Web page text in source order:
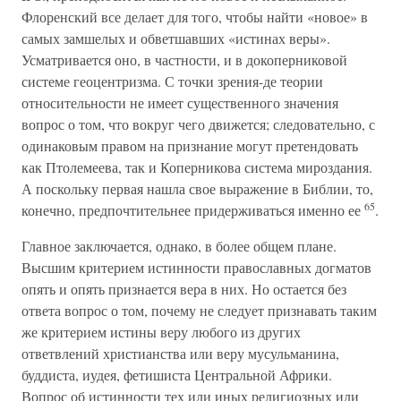
Флоренский все делает для того, чтобы найти «новое» в
самых замшелых и обветшавших «истинах веры».
Усматривается оно, в частности, и в докоперниковой
системе геоцентризма. С точки зрения-де теории
относительности не имеет существенного значения
вопрос о том, что вокруг чего движется; следовательно, с
одинаковым правом на признание могут претендовать
как Птолемеева, так и Коперникова система мироздания.
А поскольку первая нашла свое выражение в Библии, то,
конечно, предпочтительнее придерживаться именно ее 65.
Главное заключается, однако, в более общем плане.
Высшим критерием истинности православных догматов
опять и опять признается вера в них. Но остается без
ответа вопрос о том, почему не следует признавать таким
же критерием истины веру любого из других
ответвлений христианства или веру мусульманина,
буддиста, иудея, фетишиста Центральной Африки.
Вопрос об истинности тех или иных религиозных или